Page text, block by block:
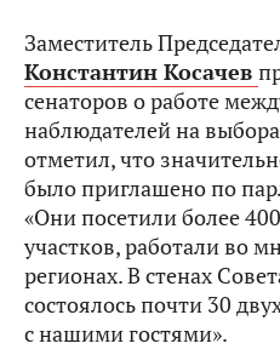
Заместитель
Константин Косачев
сенаторов о работе
наблюдателей на
отметил, что
было приглашено по
«Они посетили более
участков, работали во
регионах. В стенах
состоялось почти 30
с нашими гостями».